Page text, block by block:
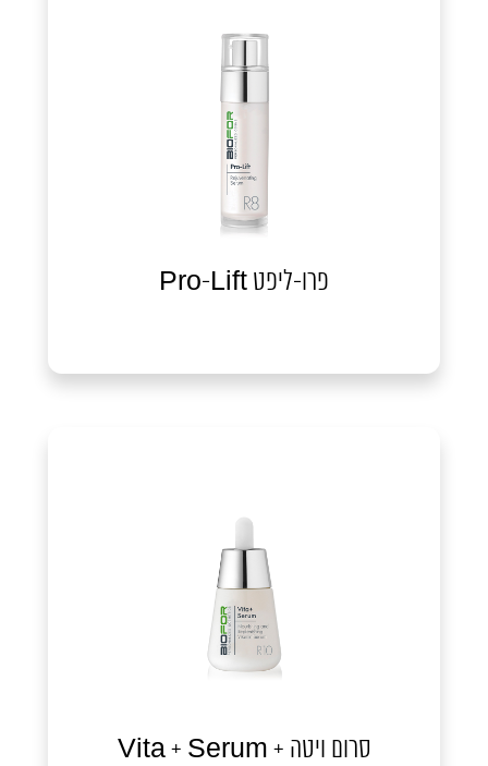
פרו-ליפט Pro-Lift
סרום ויטה + Vita + Serum